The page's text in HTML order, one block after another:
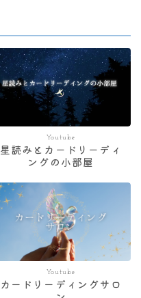
Youtube
星読みとカードリーディ
ングの小部屋
Youtube
カードリーディングサロ